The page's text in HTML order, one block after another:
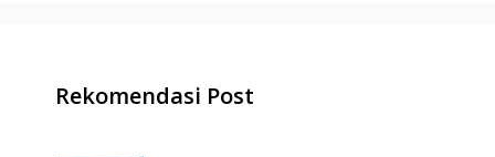
Rekomendasi Post